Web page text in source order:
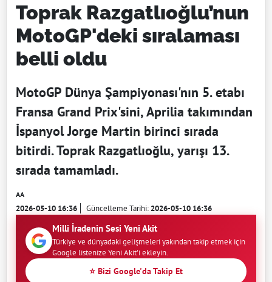
Toprak Razgatlıoğlu’nun
MotoGP'deki sıralaması
belli oldu
MotoGP Dünya Şampiyonası'nın 5. etabı
Fransa Grand Prix'sini, Aprilia takımından
İspanyol Jorge Martin birinci sırada
bitirdi. Toprak Razgatlıoğlu, yarışı 13.
sırada tamamladı.
AA
2026-05-10 16:36 Güncelleme Tarihi:2026-05-10 16:36
Milli İradenin Sesi Yeni Akit
Türkiye ve dünyadaki gelişmeleri yakından takip etmek için
Google listenize Yeni Akit'i ekleyin.
⭐ Bizi Google'da Takip Et